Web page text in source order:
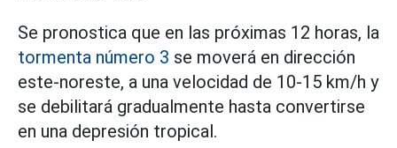
Se pronostica que en las próximas 12 horas, la
tormenta número 3 se moverá en dirección
este-noreste, a una velocidad de 10-15 km/h y
se debilitará gradualmente hasta convertirse
en una depresión tropical.